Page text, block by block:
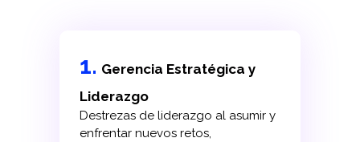
1. Gerencia Estratégica y
Liderazgo
Destrezas de liderazgo al asumir y
enfrentar nuevos retos,